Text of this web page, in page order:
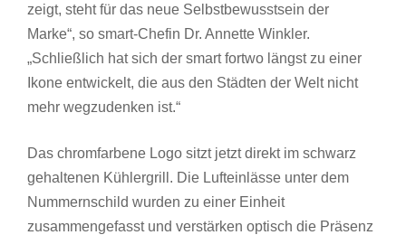
zeigt, steht für das neue Selbstbewusstsein der
Marke“, so smart-Chefin Dr. Annette Winkler.
„Schließlich hat sich der smart fortwo längst zu einer
Ikone entwickelt, die aus den Städten der Welt nicht
mehr wegzudenken ist.“
Das chromfarbene Logo sitzt jetzt direkt im schwarz
gehaltenen Kühlergrill. Die Lufteinlässe unter dem
Nummernschild wurden zu einer Einheit
zusammengefasst und verstärken optisch die Präsenz